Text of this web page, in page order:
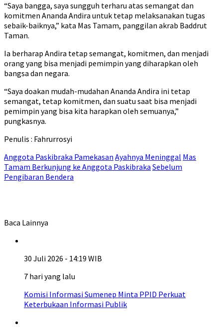
“Saya bangga, saya sungguh terharu atas semangat dan
komitmen Ananda Andira untuk tetap melaksanakan tugas
sebaik-baiknya,” kata Mas Tamam, panggilan akrab Baddrut
Taman.
Ia berharap Andira tetap semangat, komitmen, dan menjadi
orang yang bisa menjadi pemimpin yang diharapkan oleh
bangsa dan negara.
“Saya doakan mudah-mudahan Ananda Andira ini tetap
semangat, tetap komitmen, dan suatu saat bisa menjadi
pemimpin yang bisa kita harapkan oleh semuanya,”
pungkasnya.
Penulis : Fahrurrosyi
Anggota Paskibraka Pamekasan Ayahnya Meninggal Mas
Tamam Berkunjung ke Anggota Paskibraka Sebelum
Pengibaran Bendera
Baca Lainnya
30 Juli 2026 - 14:19 WIB
7 hari yang lalu
Komisi Informasi Sumenep Minta PPID Perkuat
Keterbukaan Informasi Publik